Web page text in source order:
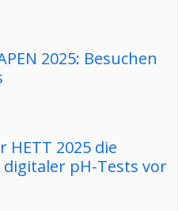
2025: Besuchen
HETT 2025 die
pH-Tests vor